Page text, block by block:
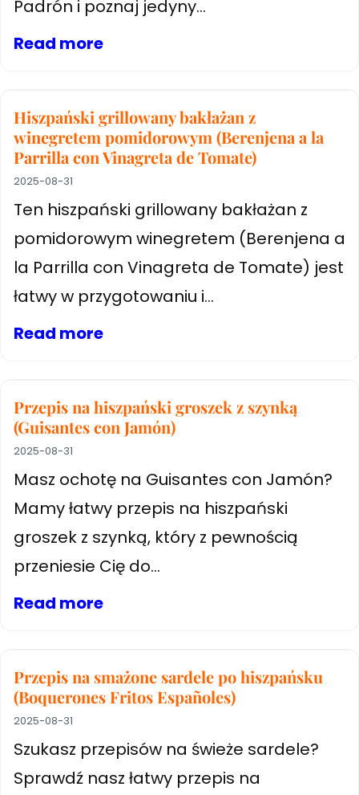
Padrón i poznaj jedyny...
Read more
Hiszpański grillowany bakłażan z
winegretem pomidorowym (Berenjena a la
Parrilla con Vinagreta de Tomate)
2025-08-31
Ten hiszpański grillowany bakłażan z
pomidorowym winegretem (Berenjena a
la Parrilla con Vinagreta de Tomate) jest
łatwy w przygotowaniu i...
Read more
Przepis na hiszpański groszek z szynką
(Guisantes con Jamón)
2025-08-31
Masz ochotę na Guisantes con Jamón?
Mamy łatwy przepis na hiszpański
groszek z szynką, który z pewnością
przeniesie Cię do...
Read more
Przepis na smażone sardele po hiszpańsku
(Boquerones Fritos Españoles)
2025-08-31
Szukasz przepisów na świeże sardele?
Sprawdź nasz łatwy przepis na